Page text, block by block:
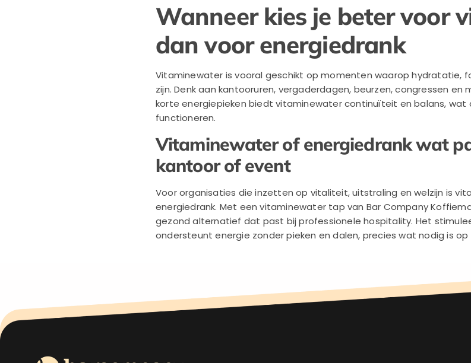
Wanneer kies je beter voor
dan voor energiedrank
Vitaminewater is vooral geschikt op momenten waarop hydratatie,
zijn. Denk aan kantooruren, vergaderdagen, beurzen, congressen
korte energiepieken biedt vitaminewater continuïteit en balans, wat
functioneren.
Vitaminewater of energiedrank wat
kantoor of event
Voor organisaties die inzetten op vitaliteit, uitstraling en welzijn is
energiedrank. Met een vitaminewater tap van Bar Company
gezond alternatief dat past bij professionele hospitality. Het
ondersteunt energie zonder pieken en dalen, precies wat nodig is